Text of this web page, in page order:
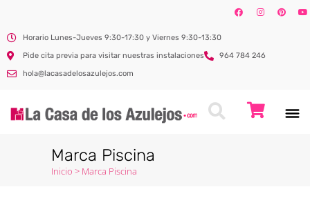
Horario Lunes-Jueves 9:30-17:30 y Viernes 9:30-13:30
Pide cita previa para visitar nuestras instalaciones
964 784 246
hola@lacasadelosazulejos.com
Marca Piscina
Inicio > Marca Piscina